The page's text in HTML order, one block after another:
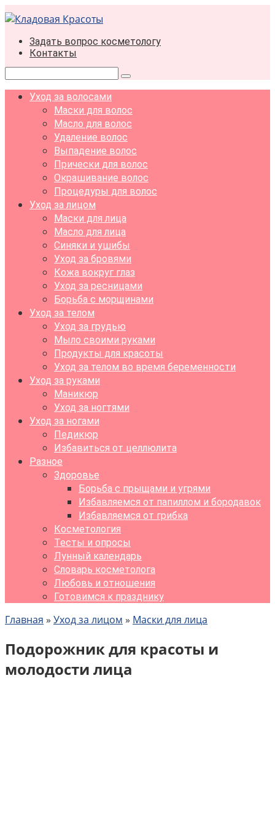
Перейти
к
контентуЗадать вопрос косметологу
Контакты
Поиск:
Уход за волосами
Маски для волос
Масло для волос
Удаление волос
Выпадение волос
Прически для волос
Окрашивание волос
Процедуры для волос
Уход за лицом
Маски для лица
Масло для лица
Синяки и ушибы
Уход за бровями
Кожа вокруг глаз
Уход за ресницами
Борьба с морщинами
Уход за телом
Уход за грудью
Мыло своими руками
Продукты для красоты
Уход за телом во время беременности
Уход за руками
Маникюр
Уход за ногтями
Уход за ногами
Педикюр
Избавиться от целлюлита
Разное
Здоровье
Борьба с прыщами и угрями
Избавляемся от папиллом и бородавок
Избавляемся от грибка
Косметология
Тесты и опросы
Лунный календарь
Словарь косметолога
Любовь и отношения
Готовимся к празднику
Главная » Уход за лицом » Маски для лица
Подорожник для красоты и
молодости лица